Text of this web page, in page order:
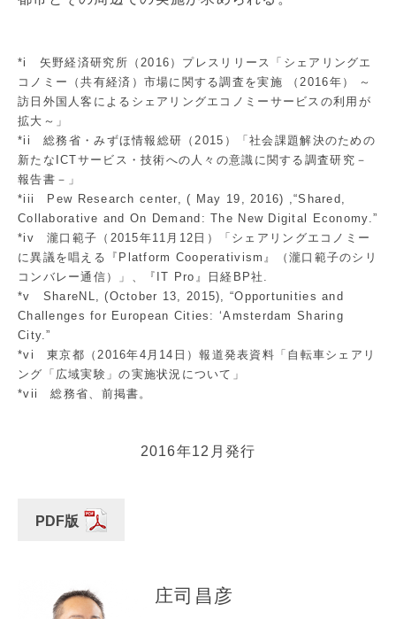
*i 矢野経済研究所（2016）プレスリリース「シェアリングエ
コノミー（共有経済）市場に関する調査を実施 （2016年） ～
訪日外国人客によるシェアリングエコノミーサービスの利用が
拡大～」
*ii 総務省・みずほ情報総研（2015）「社会課題解決のための
新たなICTサービス・技術への人々の意識に関する調査研究－
報告書－」
*iii Pew Research center, ( May 19, 2016) ,“Shared,
Collaborative and On Demand: The New Digital Economy.”
*iv 瀧口範子（2015年11月12日）「シェアリングエコノミー
に異議を唱える『Platform Cooperativism』（瀧口範子のシリ
コンバレー通信）」、『IT Pro』日経BP社.
*v ShareNL, (October 13, 2015), “Opportunities and
Challenges for European Cities: ‘Amsterdam Sharing
City.”
*vi 東京都（2016年4月14日）報道発表資料「自転車シェアリ
ング「広域実験」の実施状況について」
*vii 総務省、前掲書。
2016年12月発行
PDF版
庄司昌彦